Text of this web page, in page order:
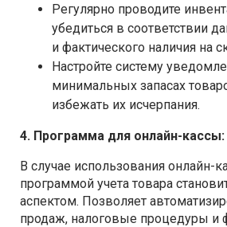
Регулярно проводите
убедиться в соответствии
и фактического наличия на
Настройте систему
минимальных запасах
избежать их исчерпания.
4. Программа для онлайн-
В случае использования онлайн-
программой учета товара
аспектом. Позволяет
продаж, налоговые процедуры и